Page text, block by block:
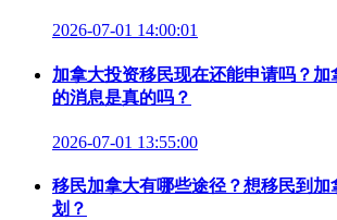
2026-07-01 14:00:01
加拿大投资移民现在还能申请吗？加
的消息是真的吗？
2026-07-01 13:55:00
移民加拿大有哪些途径？想移民到加
划？